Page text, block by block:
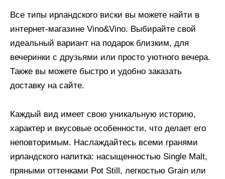
Все типы ирландского виски вы можете найти в
интернет-магазине Vino&Vino. Выбирайте свой
идеальный вариант на подарок близким, для
вечеринки с друзьями или просто уютного вечера.
Также вы можете быстро и удобно заказать
доставку на сайте.
Каждый вид имеет свою уникальную историю,
характер и вкусовые особенности, что делает его
неповторимым. Наслаждайтесь всеми гранями
ирландского напитка: насыщенностью Single Malt,
пряными оттенками Pot Still, легкостью Grain или